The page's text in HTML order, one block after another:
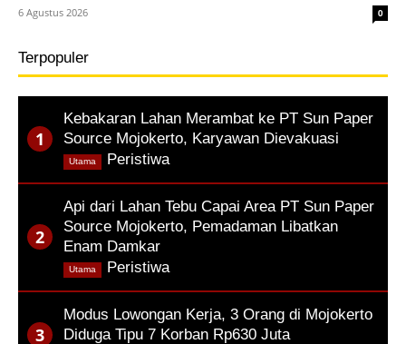
6 Agustus 2026 0
Terpopuler
Kebakaran Lahan Merambat ke PT Sun Paper
Source Mojokerto, Karyawan Dievakuasi
Peristiwa
Utama
Api dari Lahan Tebu Capai Area PT Sun Paper
Source Mojokerto, Pemadaman Libatkan
Enam Damkar
Peristiwa
Utama
Modus Lowongan Kerja, 3 Orang di Mojokerto
Diduga Tipu 7 Korban Rp630 Juta